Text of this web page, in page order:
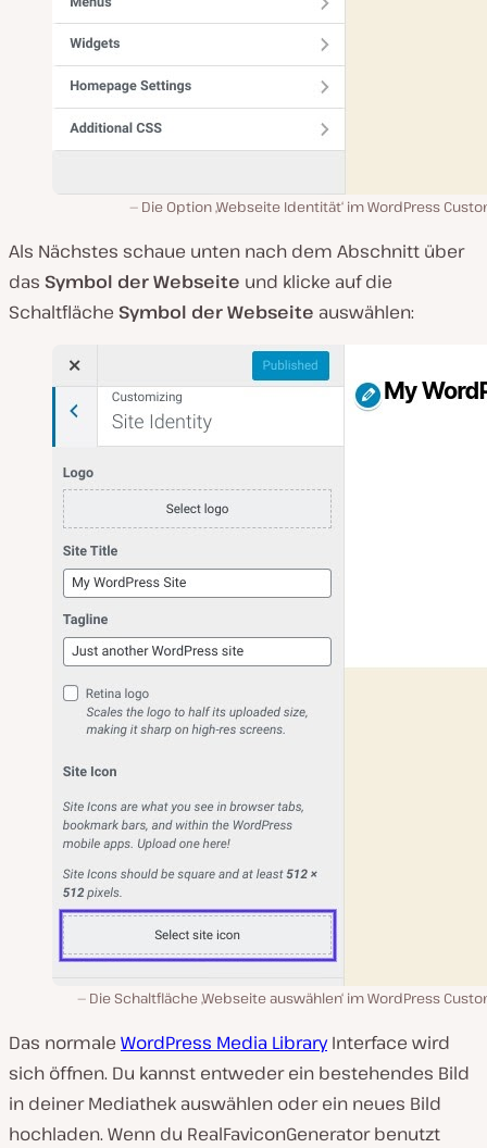
Die Option ‚Webseite Identität‘ im WordPress
Als Nächstes schaue unten nach dem Abschnitt über
das Symbol der Webseite und klicke auf die
Schaltfläche Symbol der Webseite auswählen:
Die Schaltfläche ‚Webseite auswählen‘ im WordPress
Das normale WordPress Media LibraryInterface wird
sich öffnen. Du kannst entweder ein bestehendes Bild
in deiner Mediathek auswählen oder ein neues Bild
hochladen. Wenn du RealFaviconGenerator benutzt